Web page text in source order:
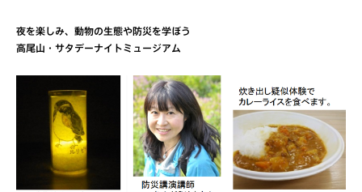
夜を楽しみ、動物の生態や防災を学ぼう
高尾山・サタデーナイトミュージアム